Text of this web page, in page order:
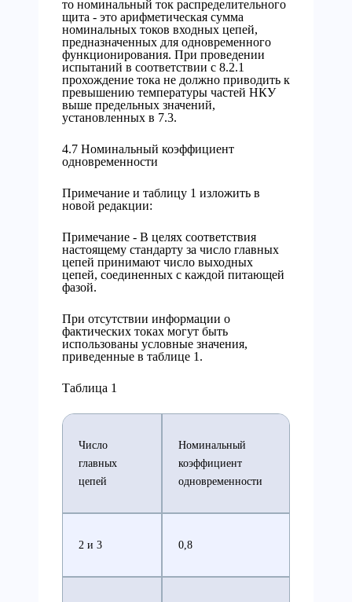
то номинальный ток распределительного
щита - это арифметическая сумма
номинальных токов входных цепей,
предназначенных для одновременного
функционирования. При проведении
испытаний в соответствии с 8.2.1
прохождение тока не должно приводить к
превышению температуры частей НКУ
выше предельных значений,
установленных в 7.3.
4.7 Номинальный коэффициент
одновременности
Примечание и таблицу 1 изложить в
новой редакции:
Примечание - В целях соответствия
настоящему стандарту за число главных
цепей принимают число выходных
цепей, соединенных с каждой питающей
фазой.
При отсутствии информации о
фактических токах могут быть
использованы условные значения,
приведенные в таблице 1.
Таблица 1
Число
главных
цепей
Номинальный
коэффициент
одновременности
2 и 3 0,8